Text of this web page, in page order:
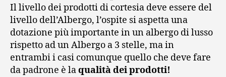
Il livello dei prodotti di cortesia deve essere del
livello dell’Albergo, l’ospite si aspetta una
dotazione più importante in un albergo di lusso
rispetto ad un Albergo a 3 stelle, ma in
entrambi i casi comunque quello che deve fare
da padrone è laqualità dei prodotti!